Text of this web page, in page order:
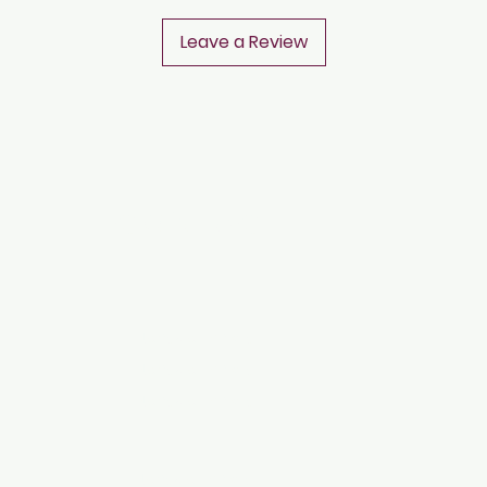
Leave a Review